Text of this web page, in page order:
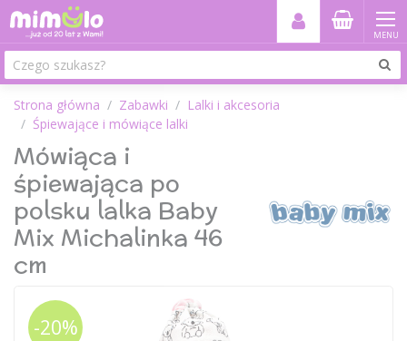
MENU
Strona główna Zabawki
Lalki i akcesoria
Śpiewające i mówiące lalki
Mówiąca i
śpiewająca po
polsku lalka Baby
Mix Michalinka 46
cm
-20%